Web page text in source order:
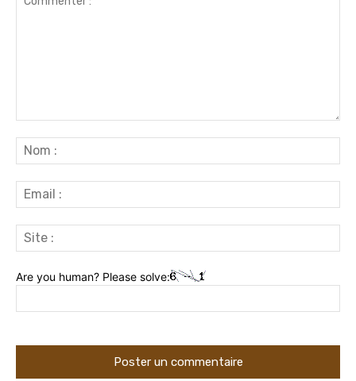
:
:
:
Are you human? Please solve: